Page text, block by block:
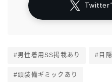
Twitter
#男性着用SS掲載あり #目
#頭装備ギミックあり